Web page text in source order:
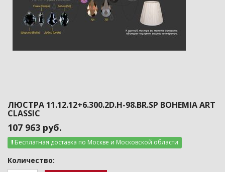
ЛЮСТРА 11.12.12+6.300.2D.H-98.BR.SP BOHEMIA ART
CLASSIC
107 963 руб.
Бесплатная доставка по Москве и Московской области
Количество: